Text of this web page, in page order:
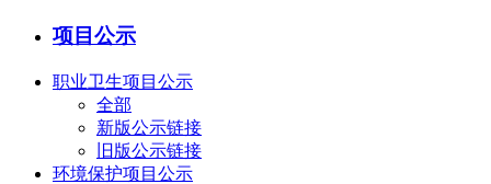
项目公示
职业卫生项目公示
全部
新版公示链接
旧版公示链接
环境保护项目公示